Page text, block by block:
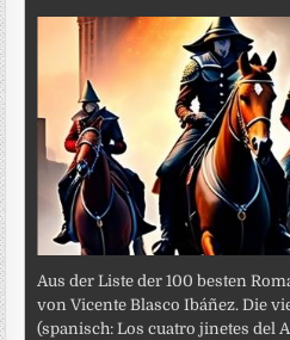
Aus der Liste der 100 besten
von Vicente Blasco Ibáñez. Die
(spanisch: Los cuatro jinetes del